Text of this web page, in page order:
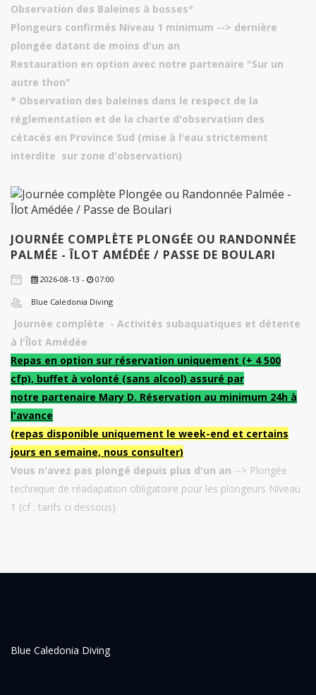
Observation des Baleines à bosses*
Plongeurs confirmés Niveau 1 minimum --> dernière
plongée datant de moins d'un an
Restauration en option avec notre partenaire "Sur un
autre thon"
* Observation des baleines dans le respect de la
réglementation et de la charte d'observation des
cétacés en Province Sud (mise à l'eau strictement
interdite sur zone d'observation)
JOURNÉE COMPLÈTE PLONGÉE OU RANDONNÉE
PALMÉE - ÎLOT AMÉDÉE / PASSE DE BOULARI
2026-08-13 - 07:00
Blue Caledonia Diving
Journée complète - Activités subaquatiques et détente
à l'Îlot Amédée
Repas en option sur réservation uniquement (+ 4 500
cfp), buffet à volonté (sans alcool) assuré par
notre partenaire Mary D. Réservation au minimum 24h à
l'avance
(repas disponible uniquement le week-end et certains
jours en semaine, nous consulter)
Vous n'avez pas plongé depuis plus d'un an --> Plongée
technique de réadapation obligatoire pour les plongeurs Niveau
1 (cf : tarifs ci dessous).
Blue Caledonia Diving